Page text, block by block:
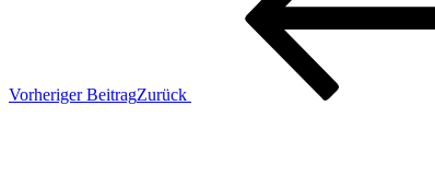
Vorheriger BeitragZurück